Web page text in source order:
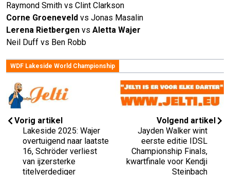
Raymond Smith vs Clint Clarkson
Corne Groeneveld vs Jonas Masalin
Lerena Rietbergen vs Aletta Wajer
Neil Duff vs Ben Robb
WDF Lakeside World Championship
Vorig artikel
Lakeside 2025: Wajer
overtuigend naar laatste
16, Schröder verliest
van ijzersterke
titelverdediger
Volgend artikel
Jayden Walker wint
eerste editie IDSL
Championship Finals,
kwartfinale voor Kendji
Steinbach